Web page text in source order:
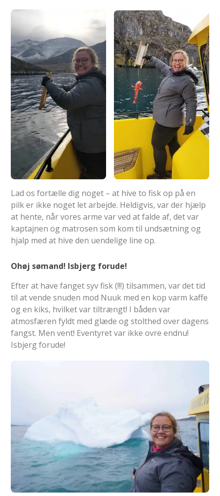
Lad os fortælle dig noget – at hive to fisk op på en
pilk er ikke noget let arbejde. Heldigvis, var der hjælp
at hente, når vores arme var ved at falde af, det var
kaptajnen og matrosen som kom til undsætning og
hjalp med at hive den uendelige line op.
Ohøj sømand! Isbjerg forude!
Efter at have fanget syv fisk (!!!) tilsammen, var det tid
til at vende snuden mod Nuuk med en kop varm kaffe
og en kiks, hvilket var tiltrængt! I båden var
atmosfæren fyldt med glæde og stolthed over dagens
fangst. Men vent! Eventyret var ikke ovre endnu!
Isbjerg forude!